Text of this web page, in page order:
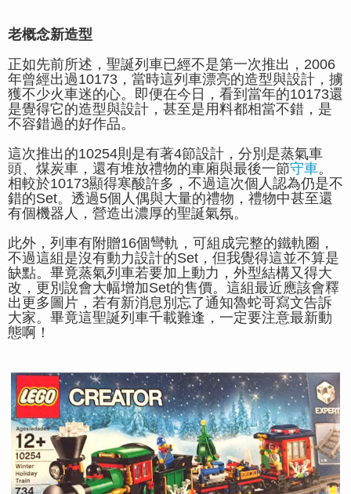
老概念新造型
正如先前所述，聖誕列車已經不是第一次推出，2006
年曾經出過10173，當時這列車漂亮的造型與設計，擄
獲不少火車迷的心。即便在今日，看到當年的10173還
是覺得它的造型與設計，甚至是用料都相當不錯，是
不容錯過的好作品。
這次推出的10254則是有著4節設計，分別是蒸氣車
頭、煤炭車，還有堆放禮物的車廂與最後一節守車。
相較於10173顯得寒酸許多，不過這次個人認為仍是不
錯的Set。透過5個人偶與大量的禮物，禮物中甚至還
有個機器人，營造出濃厚的聖誕氣氛。
此外，列車有附贈16個彎軌，可組成完整的鐵軌圈，
不過這組是沒有動力設計的Set，但我覺得這並不算是
缺點。畢竟蒸氣列車若要加上動力，外型結構又得大
改，更別說會大幅增加Set的售價。這組最近應該會釋
出更多圖片，若有新消息別忘了通知魯蛇哥寫文告訴
大家。畢竟這聖誕列車千載難逢，一定要注意最新動
態啊！